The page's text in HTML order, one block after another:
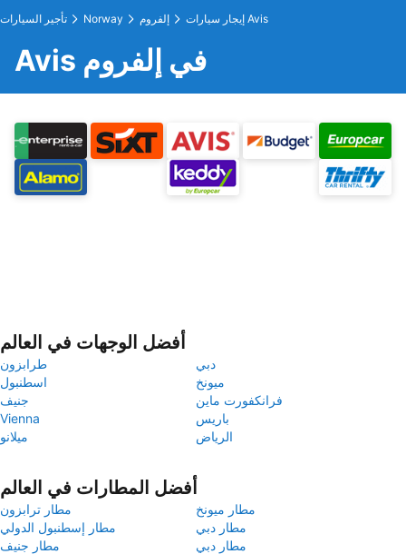
تأجير السيارات Norway إلفروم إيجار سيارات Avis
Avis في إلفروم
أفضل الوجهات في العالم
طرابزون
دبي
اسطنبول
ميونخ
جنيف
فرانكفورت ماين
Vienna
باريس
ميلانو
الرياض
أفضل المطارات في العالم
مطار ترابزون
مطار ميونخ
مطار إسطنبول الدولي
مطار دبي
مطار جنيف
مطار دبي